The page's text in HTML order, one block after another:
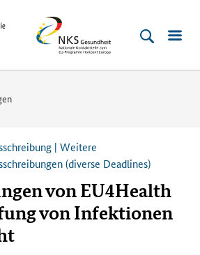
NKS
Gesundheit
| Weitere
(diverse Deadlines)
von EU4Health
von Infektionen